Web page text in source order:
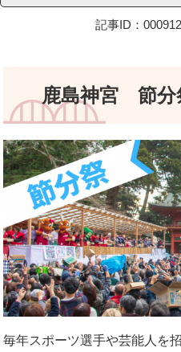
記事ID：
鹿島神宮 節分
毎年スポーツ選手や芸能人を